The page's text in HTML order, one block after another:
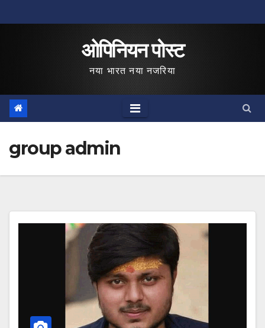
to
ओपिनियन पोस्ट
नया भारत नया नजरिया
group admin